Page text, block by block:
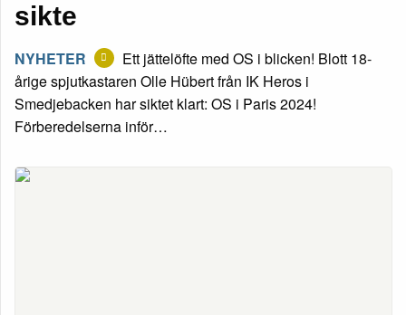
sikte
NYHETER
Ett jättelöfte med OS i blicken! Blott 18-
årige spjutkastaren Olle Hübert från IK Heros i
Smedjebacken har siktet klart: OS i Paris 2024!
Förberedelserna inför…